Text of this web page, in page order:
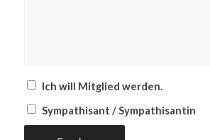
Ich will Mitglied werden.
Sympathisant / Sympathisantin